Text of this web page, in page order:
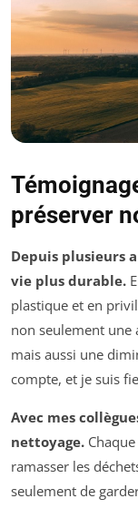
préserver
Depuis plusieurs
vie plus durable.
plastique et en
non seulement
mais aussi une
compte, et je suis
Avec mes
nettoyage.
ramasser les
seulement de